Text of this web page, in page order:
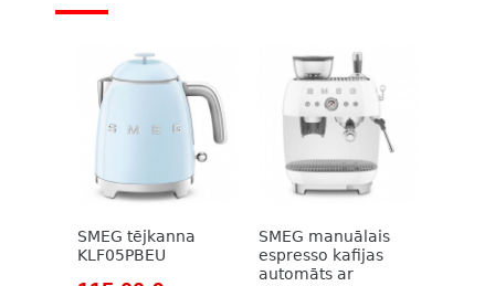
SMEG tējkanna
KLF05PBEU
SMEG manuālais
espresso kafijas
automāts ar